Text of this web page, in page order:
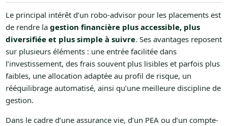
Le principal intérêt d’un robo-advisor pour les placements est
de rendre la gestion financière plus accessible, plus
diversifiée et plus simple à suivre. Ses avantages reposent
sur plusieurs éléments : une entrée facilitée dans
l’investissement, des frais souvent plus lisibles et parfois plus
faibles, une allocation adaptée au profil de risque, un
rééquilibrage automatisé, ainsi qu’une meilleure discipline de
gestion.
Dans le cadre d’une assurance vie, d’un PEA ou d’un compte-